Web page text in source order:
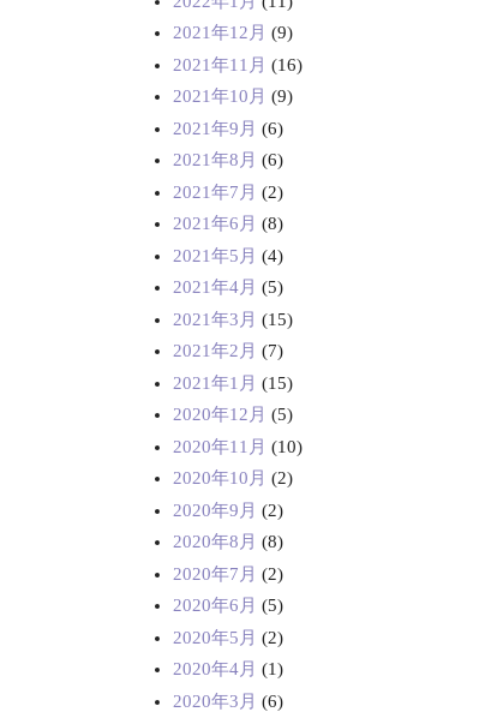
2021年12月 (9)
2021年11月 (16)
2021年10月 (9)
2021年9月 (6)
2021年8月 (6)
2021年7月 (2)
2021年6月 (8)
2021年5月 (4)
2021年4月 (5)
2021年3月 (15)
2021年2月 (7)
2021年1月 (15)
2020年12月 (5)
2020年11月 (10)
2020年10月 (2)
2020年9月 (2)
2020年8月 (8)
2020年7月 (2)
2020年6月 (5)
2020年5月 (2)
2020年4月 (1)
2020年3月 (6)